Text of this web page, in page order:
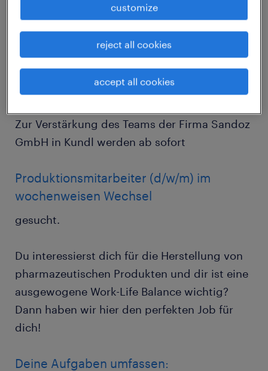
Deshalb suchen wir ab sofort motivierte
ProduktionsmitarbeiterInnen (d/w/m), die
unser Team in der Antibiotika-Produktion
tatkräftig unterstützen. Mit dieser Tätigkeit
kannst du mithelfen, eine bessere
Zur Verstärkung des Teams der Firma Sandoz
GmbH in Kundl werden ab sofort
Produktionsmitarbeiter (d/w/m) im
wochenweisen Wechsel
gesucht.
Du interessierst dich für die Herstellung von
pharmazeutischen Produkten und dir ist eine
ausgewogene Work-Life Balance wichtig?
Dann haben wir hier den perfekten Job für
dich!
Deine Aufgaben umfassen:
customize
reject all cookies
accept all cookies